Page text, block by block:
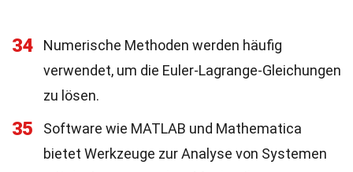
34
Numerische Methoden werden häufig
verwendet, um die Euler-Lagrange-Gleichungen
zu lösen.
35
Software wie MATLAB und Mathematica
bietet Werkzeuge zur Analyse von Systemen